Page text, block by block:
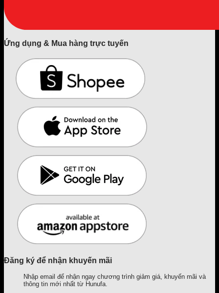
Ứng dụng & Mua hàng trực tuyến
Đăng ký để nhận khuyến mãi
Nhập email để nhận ngay chương trình giảm giá, khuyến mãi và
thông tin mới nhất từ Hunufa.